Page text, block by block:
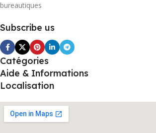
bureautiques
Subscribe us
Catégories
Aide & Informations
Localisation